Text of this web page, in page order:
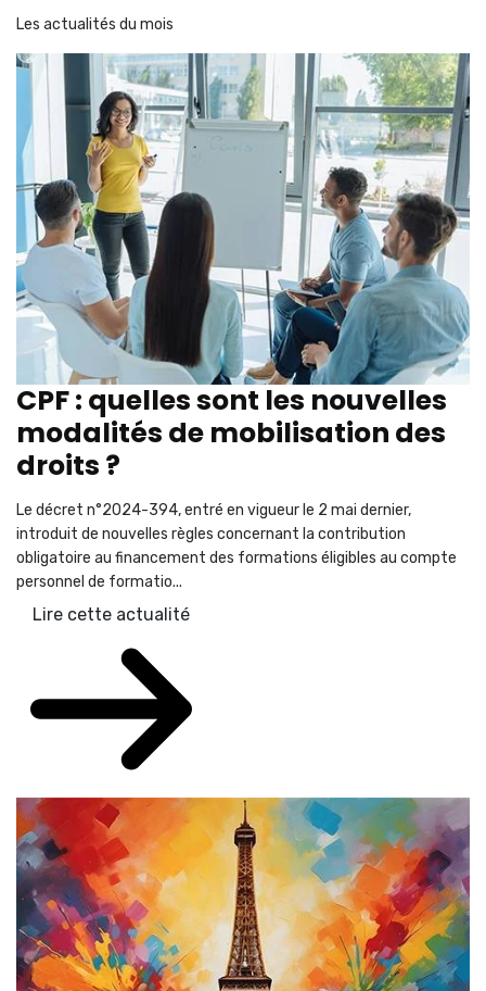
Les actualités du mois
CPF : quelles sont les nouvelles
modalités de mobilisation des
droits ?
Le décret n°2024-394, entré en vigueur le 2 mai dernier,
introduit de nouvelles règles concernant la contribution
obligatoire au financement des formations éligibles au compte
personnel de formatio...
Lire cette actualité